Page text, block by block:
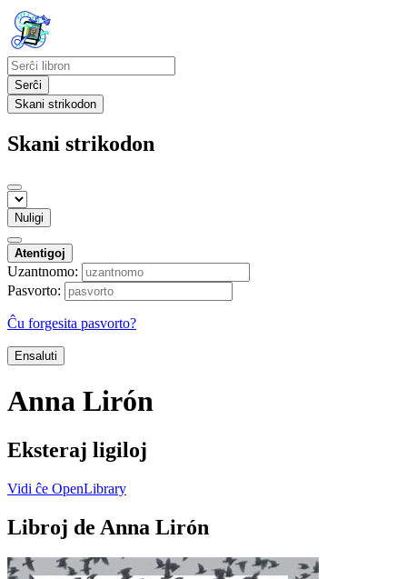
Serĉi
Skani strikodon
Skani strikodon
Nuligi
Atentigoj
Uzantnomo:
Pasvorto:
Ĉu forgesita pasvorto?
Ensaluti
Anna Lirón
Eksteraj ligiloj
Vidi ĉe OpenLibrary
Libroj de Anna Lirón